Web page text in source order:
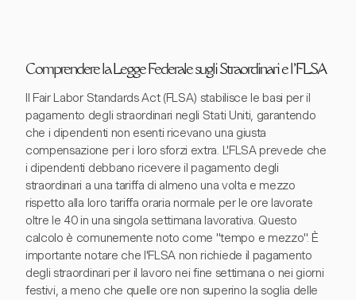
Comprendere la Legge Federale sugli Straordinari e l'FLSA
Il Fair Labor Standards Act (FLSA) stabilisce le basi per il
pagamento degli straordinari negli Stati Uniti, garantendo
che i dipendenti non esenti ricevano una giusta
compensazione per i loro sforzi extra. L'FLSA prevede che
i dipendenti debbano ricevere il pagamento degli
straordinari a una tariffa di almeno una volta e mezzo
rispetto alla loro tariffa oraria normale per le ore lavorate
oltre le 40 in una singola settimana lavorativa. Questo
calcolo è comunemente noto come "tempo e mezzo". È
importante notare che l'FLSA non richiede il pagamento
degli straordinari per il lavoro nei fine settimana o nei giorni
festivi, a meno che quelle ore non superino la soglia delle